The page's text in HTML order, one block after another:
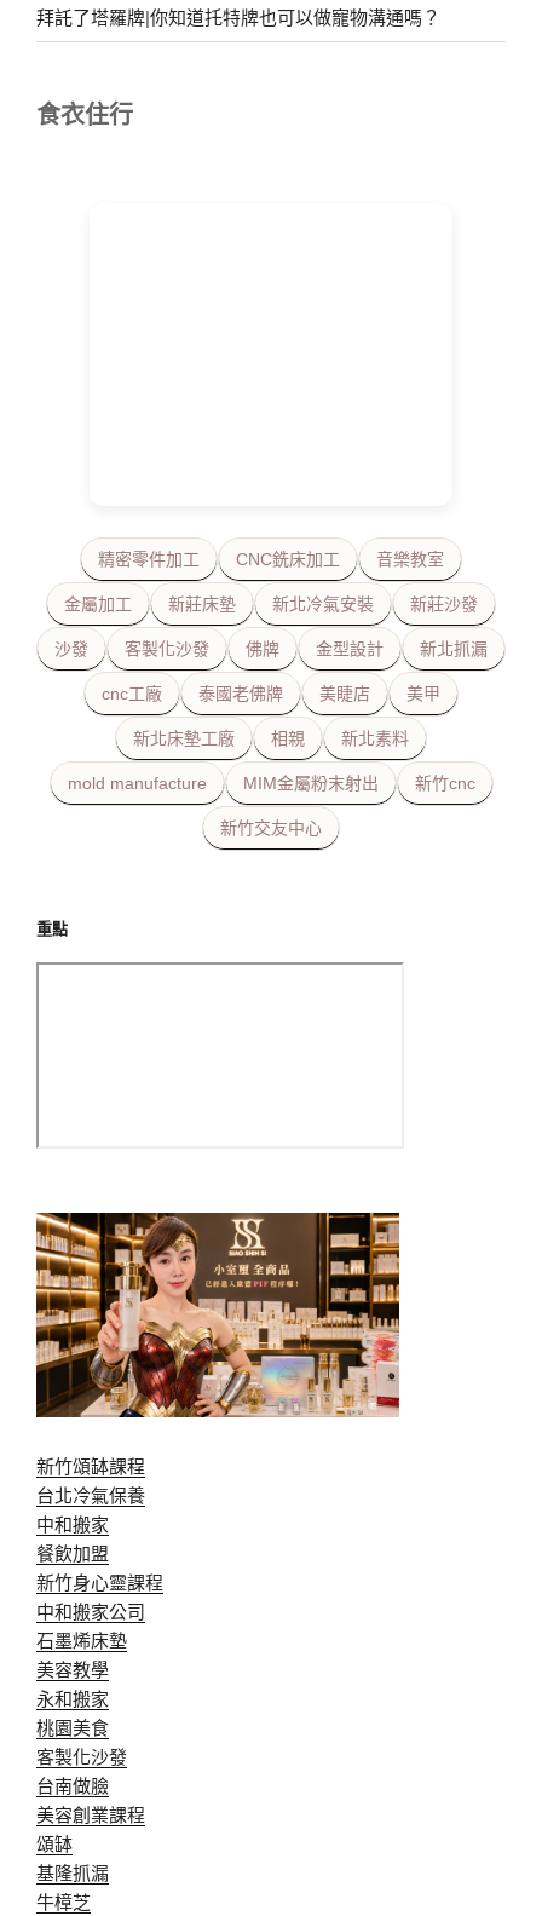
拜託了塔羅牌|你知道托特牌也可以做寵物溝通嗎？
食衣住行
精密零件加工 CNC銑床加工 音樂教室
金屬加工 新莊床墊 新北冷氣安裝 新莊沙發
沙發 客製化沙發 佛牌 金型設計 新北抓漏
cnc工廠 泰國老佛牌 美睫店 美甲
新北床墊工廠 相親 新北素料
mold manufacture MIM金屬粉末射出 新竹cnc
新竹交友中心
重點
新竹頌缽課程
台北冷氣保養
中和搬家
餐飲加盟
新竹身心靈課程
中和搬家公司
石墨烯床墊
美容教學
永和搬家
桃園美食
客製化沙發
台南做臉
美容創業課程
頌缽
基隆抓漏
牛樟芝